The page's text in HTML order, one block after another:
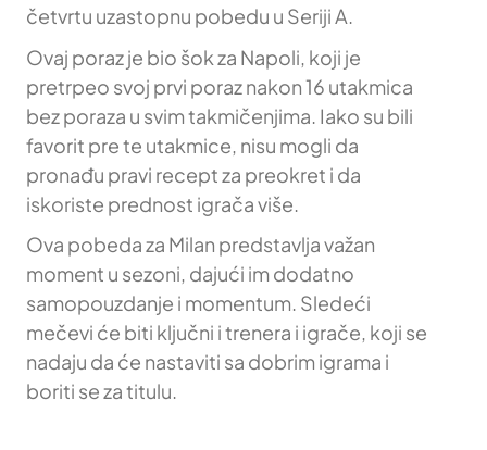
četvrtu uzastopnu pobedu u Seriji A.
Ovaj poraz je bio šok za Napoli, koji je
pretrpeo svoj prvi poraz nakon 16 utakmica
bez poraza u svim takmičenjima. Iako su bili
favorit pre te utakmice, nisu mogli da
pronađu pravi recept za preokret i da
iskoriste prednost igrača više.
Ova pobeda za Milan predstavlja važan
moment u sezoni, dajući im dodatno
samopouzdanje i momentum. Sledeći
mečevi će biti ključni i trenera i igrače, koji se
nadaju da će nastaviti sa dobrim igrama i
boriti se za titulu.